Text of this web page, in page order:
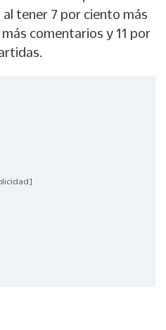
tener 7 por ciento más
comentarios y 11 por